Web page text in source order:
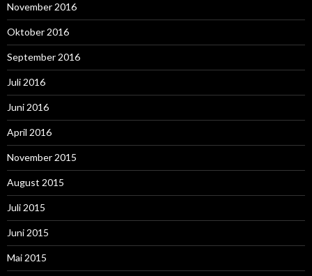
November 2016
Oktober 2016
September 2016
Juli 2016
Juni 2016
April 2016
November 2015
August 2015
Juli 2015
Juni 2015
Mai 2015